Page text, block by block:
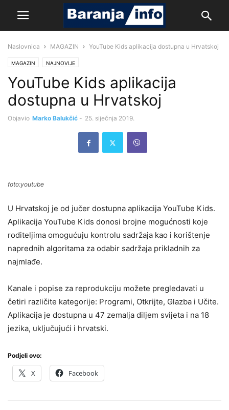
Naslovnica MAGAZIN YouTube Kids aplikacija dostupna u Hrvatskoj
MAGAZIN NAJNOVIJE
YouTube Kids aplikacija
dostupna u Hrvatskoj
Objavio Marko Balukčić - 25. siječnja 2019.
foto:youtube
U Hrvatskoj je od jučer dostupna aplikacija YouTube Kids.
Aplikacija YouTube Kids donosi brojne mogućnosti koje
roditeljima omogućuju kontrolu sadržaja kao i korištenje
naprednih algoritama za odabir sadržaja prikladnih za
najmlađe.
Kanale i popise za reprodukciju možete pregledavati u
četiri različite kategorije: Programi, Otkrijte, Glazba i Učite.
Aplikacija je dostupna u 47 zemalja diljem svijeta i na 18
jezika, uključujući i hrvatski.
Podjeli ovo:
X Facebook